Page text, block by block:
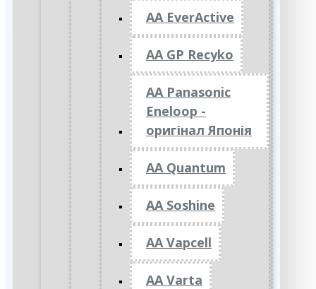
AA EverActive
AA GP Recyko
AA Panasonic
Eneloop -
оригінал Японія
AA Quantum
AA Soshine
AA Vapcell
AA Varta